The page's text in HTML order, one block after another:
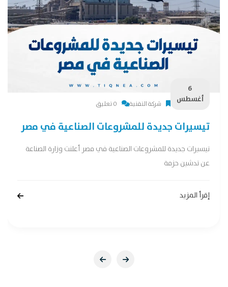
6
أغسطس
شركة التقنية 0 تعليق
تيسيرات جديدة للمشروعات الصناعية في مصر
تيسيرات جديدة للمشروعات الصناعية في مصر أعلنت وزارة الصناعة
عن تدشين حزمة
إقرأ المزيد